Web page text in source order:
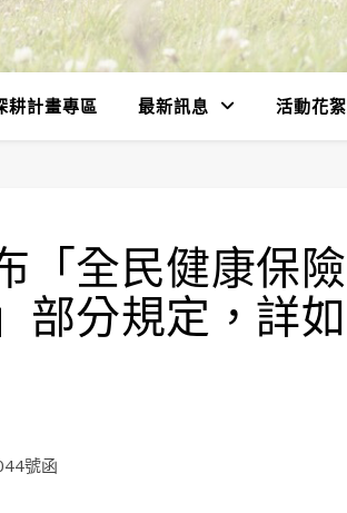
耕計畫專區 最新訊息 活動花絮
「全民健康保險
部分規定，詳如
號函